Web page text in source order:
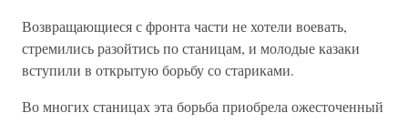
Возвращающиеся с фронта части не хотели воевать,
стремились разойтись по станицам, и молодые казаки
вступили в открытую борьбу со стариками.
Во многих станицах эта борьба приобрела ожесточенный